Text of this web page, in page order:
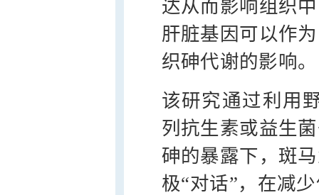
达从而影响组织
肝脏基因可以作
织砷代谢的影响。
该研究通过利用
列抗生素或益生
砷的暴露下，斑
极“对话”，在减